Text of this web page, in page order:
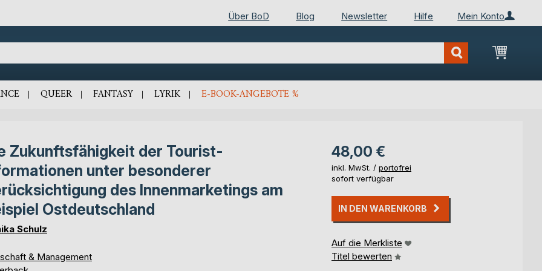
Mein Konto
Über BoD Blog Newsletter Hilfe
Mein
QUEER FANTASY LYRIK E-BOOK-ANGEBOTE %
Zukunftsfähigkeit der Tourist-
unter besonderer
des Innenmarketings am
Ostdeutschland
Schulz
& Management
48,00 €
inkl. MwSt. / portofrei
sofort verfügbar
IN DEN WARENKORB
Auf die Merkliste
Titel bewerten